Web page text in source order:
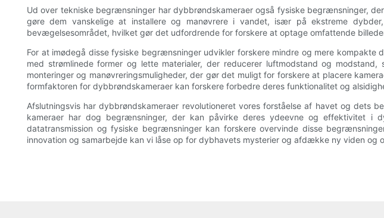
Ud over tekniske begrænsninger har dybbrøndskameraer også fysiske begrænsninger,
gøre dem vanskelige at installere og manøvrere i vandet, især på ekstreme
bevægelsesområdet, hvilket gør det udfordrende for forskere at optage omfattende
For at imødegå disse fysiske begrænsninger udvikler forskere mindre og mere
med strømlinede former og lette materialer, der reducerer luftmodstand og
monteringer og manøvreringsmuligheder, der gør det muligt for forskere at placere
formfaktoren for dybbrøndskameraer kan forskere forbedre deres funktionalitet og
Afslutningsvis har dybbrøndskameraer revolutioneret vores forståelse af havet og
kameraer har dog begrænsninger, der kan påvirke deres ydeevne og effektivitet i
datatransmission og fysiske begrænsninger kan forskere overvinde disse
innovation og samarbejde kan vi låse op for dybhavets mysterier og afdække ny viden og